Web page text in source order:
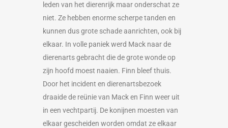
leden van het dierenrijk maar onderschat ze
niet. Ze hebben enorme scherpe tanden en
kunnen dus grote schade aanrichten, ook bij
elkaar. In volle paniek werd Mack naar de
dierenarts gebracht die de grote wonde op
zijn hoofd moest naaien. Finn bleef thuis.
Door het incident en dierenartsbezoek
draaide de reünie van Mack en Finn weer uit
in een vechtpartij. De konijnen moesten van
elkaar gescheiden worden omdat ze elkaar